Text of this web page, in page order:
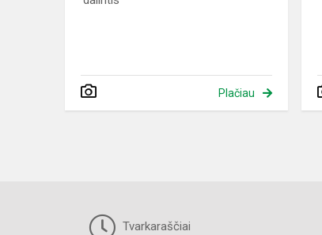
Plačiau
Tvarkaraščiai